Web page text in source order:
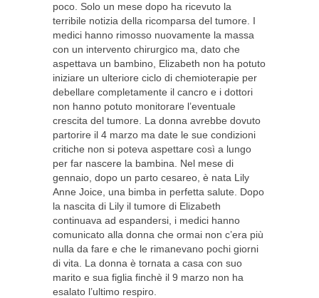
poco. Solo un mese dopo ha ricevuto la
terribile notizia della ricomparsa del tumore. I
medici hanno rimosso nuovamente la massa
con un intervento chirurgico ma, dato che
aspettava un bambino, Elizabeth non ha potuto
iniziare un ulteriore ciclo di chemioterapie per
debellare completamente il cancro e i dottori
non hanno potuto monitorare l’eventuale
crescita del tumore. La donna avrebbe dovuto
partorire il 4 marzo ma date le sue condizioni
critiche non si poteva aspettare così a lungo
per far nascere la bambina. Nel mese di
gennaio, dopo un parto cesareo, è nata Lily
Anne Joice, una bimba in perfetta salute. Dopo
la nascita di Lily il tumore di Elizabeth
continuava ad espandersi, i medici hanno
comunicato alla donna che ormai non c’era più
nulla da fare e che le rimanevano pochi giorni
di vita. La donna è tornata a casa con suo
marito e sua figlia finchè il 9 marzo non ha
esalato l’ultimo respiro.